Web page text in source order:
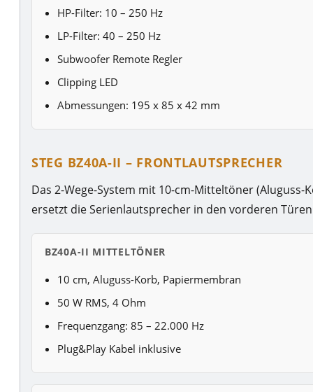
HP-Filter: 10 – 250 Hz
LP-Filter: 40 – 250 Hz
Subwoofer Remote Regler
Clipping LED
Abmessungen: 195 x 85 x 42 mm
STEG BZ40A-II – FRONTLAUTSPRECHER
Das 2-Wege-System mit 10-cm-Mitteltöner
ersetzt die Serienlautsprecher in den vorderen
BZ40A-II MITTELTÖNER
10 cm, Aluguss-Korb, Papiermembran
50 W RMS, 4 Ohm
Frequenzgang: 85 – 22.000 Hz
Plug&Play Kabel inklusive